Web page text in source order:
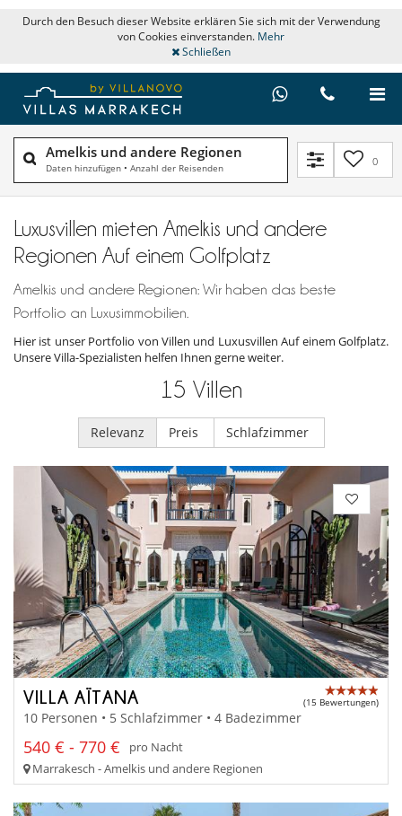
Durch den Besuch dieser Website erklären Sie sich mit der Verwendung
von Cookies einverstanden. Mehr
Schließen
Amelkis und andere Regionen
Daten hinzufügen • Anzahl der Reisenden 0
Luxusvillen mieten Amelkis und andere
Regionen Auf einem Golfplatz
Amelkis und andere Regionen: Wir haben das beste
Portfolio an Luxusimmobilien.
Hier ist unser Portfolio von Villen und Luxusvillen Auf einem Golfplatz.
Unsere Villa-Spezialisten helfen Ihnen gerne weiter.
15 Villen
Relevanz Preis Schlafzimmer
VILLA AÏTANA (15 Bewertungen)
10 Personen • 5 Schlafzimmer • 4 Badezimmer
540 € - 770 €
pro Nacht
Marrakesch - Amelkis und andere Regionen